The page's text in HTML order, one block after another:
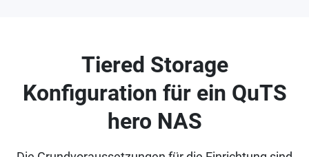
Tiered Storage
Konfiguration für ein QuTS
hero NAS